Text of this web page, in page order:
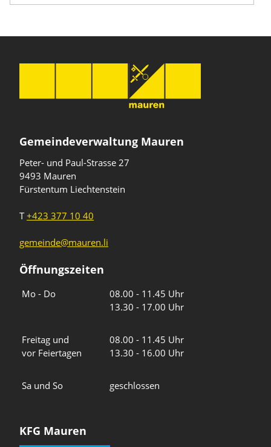
Gemeindeverwaltung Mauren
Peter- und Paul-Strasse 27
9493 Mauren
Fürstentum Liechtenstein
T+423 377 10 40
gemeinde@mauren.li
Öffnungszeiten
Mo - Do
08.00 - 11.45 Uhr
13.30 - 17.00 Uhr
Freitag und
vor Feiertagen
08.00 - 11.45 Uhr
13.30 - 16.00 Uhr
Sa und So geschlossen
KFG Mauren